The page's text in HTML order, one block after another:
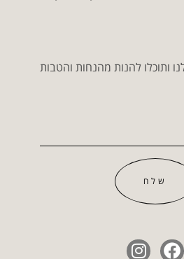
ותוכלו להנות מהנחות והטבות
שלח